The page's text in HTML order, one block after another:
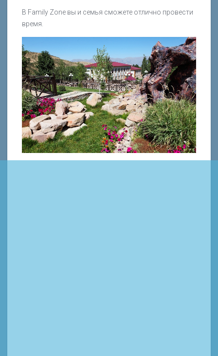
В Family Zone вы и семья сможете отлично провести
время.